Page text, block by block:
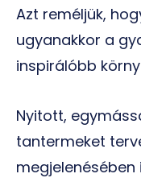
Azt reméljük,
ugyanakkor a
inspirálóbb
Nyitott,
tantermeket
megjelenésében